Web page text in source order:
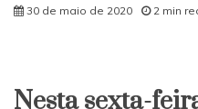
30 de maio de 2020 2 min
Nesta sexta-